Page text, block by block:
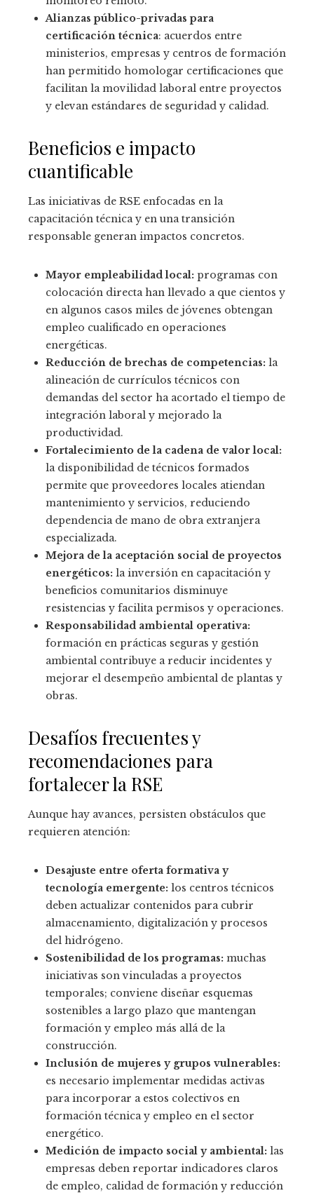
Alianzas público-privadas para
certificación técnica: acuerdos entre
ministerios, empresas y centros de formación
han permitido homologar certificaciones que
facilitan la movilidad laboral entre proyectos
y elevan estándares de seguridad y calidad.
Beneficios e impacto
cuantificable
Las iniciativas de RSE enfocadas en la
capacitación técnica y en una transición
responsable generan impactos concretos.
Mayor empleabilidad local: programas con
colocación directa han llevado a que cientos y
en algunos casos miles de jóvenes obtengan
empleo cualificado en operaciones
energéticas.
Reducción de brechas de competencias: la
alineación de currículos técnicos con
demandas del sector ha acortado el tiempo de
integración laboral y mejorado la
productividad.
Fortalecimiento de la cadena de valor local:
la disponibilidad de técnicos formados
permite que proveedores locales atiendan
mantenimiento y servicios, reduciendo
dependencia de mano de obra extranjera
especializada.
Mejora de la aceptación social de proyectos
energéticos: la inversión en capacitación y
beneficios comunitarios disminuye
resistencias y facilita permisos y operaciones.
Responsabilidad ambiental operativa:
formación en prácticas seguras y gestión
ambiental contribuye a reducir incidentes y
mejorar el desempeño ambiental de plantas y
obras.
Desafíos frecuentes y
recomendaciones para
fortalecer la RSE
Aunque hay avances, persisten obstáculos que
requieren atención:
Desajuste entre oferta formativa y
tecnología emergente: los centros técnicos
deben actualizar contenidos para cubrir
almacenamiento, digitalización y procesos
del hidrógeno.
Sostenibilidad de los programas: muchas
iniciativas son vinculadas a proyectos
temporales; conviene diseñar esquemas
sostenibles a largo plazo que mantengan
formación y empleo más allá de la
construcción.
Inclusión de mujeres y grupos vulnerables:
es necesario implementar medidas activas
para incorporar a estos colectivos en
formación técnica y empleo en el sector
energético.
Medición de impacto social y ambiental: las
empresas deben reportar indicadores claros
de empleo, calidad de formación y reducción